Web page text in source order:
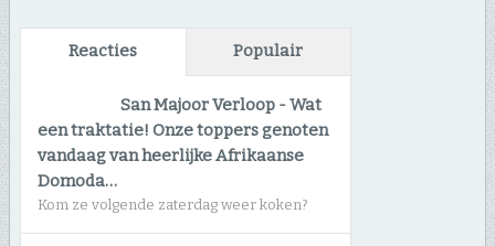
Reacties Populair
San Majoor Verloop -Wat
een traktatie! Onze toppers genoten
vandaag van heerlijke Afrikaanse
Domoda…
Kom ze volgende zaterdag weer koken?